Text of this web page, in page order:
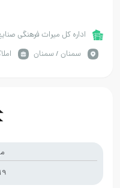
اداره کل میراث فرهنگی
سمنان / سمنان